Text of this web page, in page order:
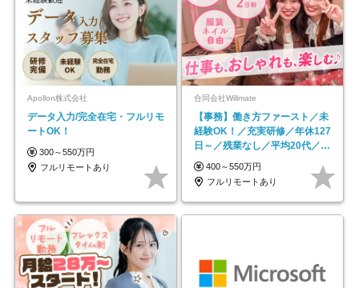
Apollon株式会社
データ入力/完全在宅・フルリモ
ートOK！
300～550万円
フルリモートあり
合同会社Willmate
【事務】働き方ファースト／未
経験OK！／充実研修／年休127
日～／残業なし／平均20代／リ
モートOK
400～550万円
フルリモートあり